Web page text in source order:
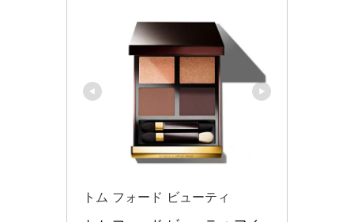
トム フォード ビューティ